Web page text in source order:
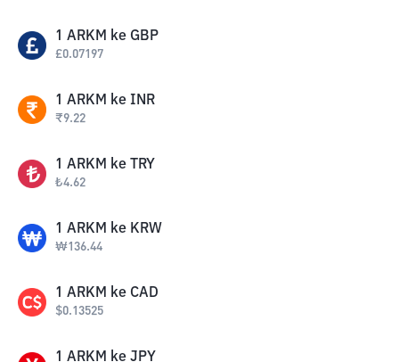
1 ARKM ke GBP
£0.07197
1 ARKM ke INR
₹9.22
1 ARKM ke TRY
₺4.62
1 ARKM ke KRW
₩136.44
1 ARKM ke CAD
$0.13525
1 ARKM ke JPY